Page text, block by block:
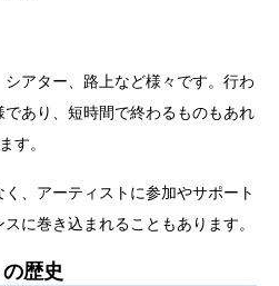
アター、路上など様々です。行わ
あり、短時間で終わるものもあれ
す。
、アーティストに参加やサポート
に巻き込まれることもあります。
歴史